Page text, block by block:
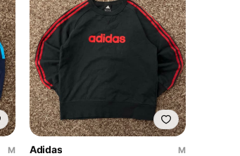
M
Adidas
M